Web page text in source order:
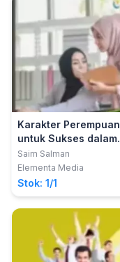
Karakter Perempuan
untuk Sukses dalam
Karier
Saim Salman
Elementa Media
Stok: 1/1